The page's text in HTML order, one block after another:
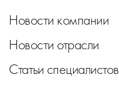
Новости компании
Новости отрасли
Статьи специалистов